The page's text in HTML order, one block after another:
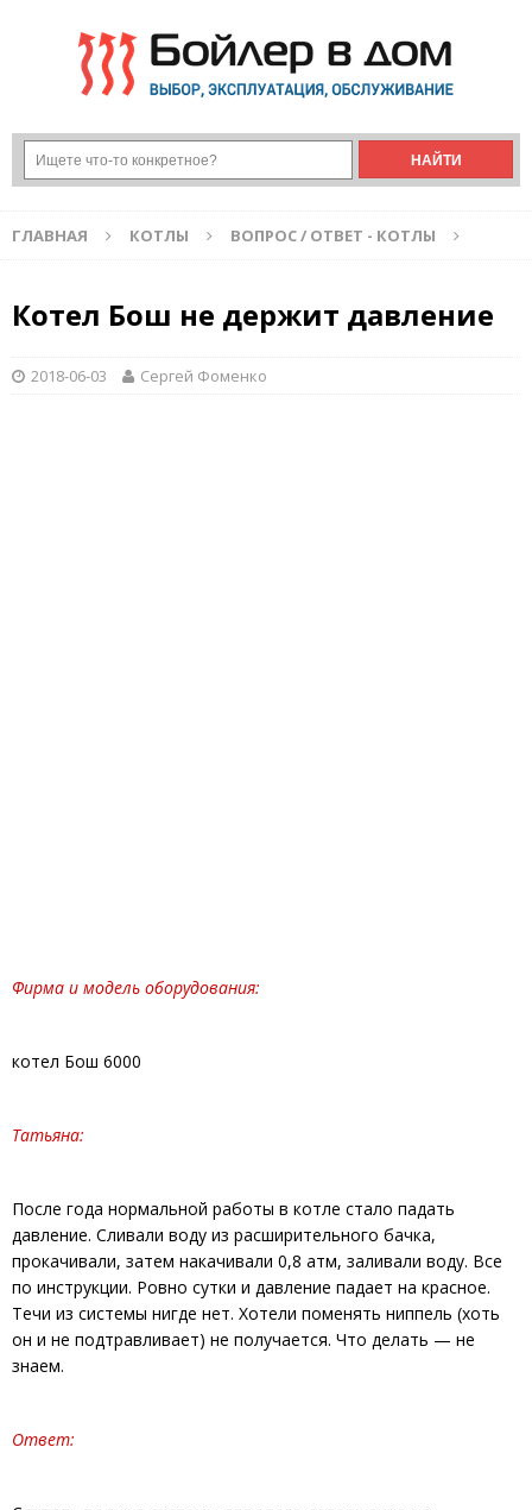
ГЛАВНАЯ КОТЛЫ ВОПРОС / ОТВЕТ - КОТЛЫ
Котел Бош не держит давление
2018-06-03 Сергей Фоменко
Фирма и модель оборудования:
котел Бош 6000
Татьяна:
После года нормальной работы в котле стало падать
давление. Сливали воду из расширительного бачка,
прокачивали, затем накачивали 0,8 атм, заливали воду. Все
по инструкции. Ровно сутки и давление падает на красное.
Течи из системы нигде нет. Хотели поменять ниппель (хоть
он и не подтравливает) не получается. Что делать — не
знаем.
Ответ: